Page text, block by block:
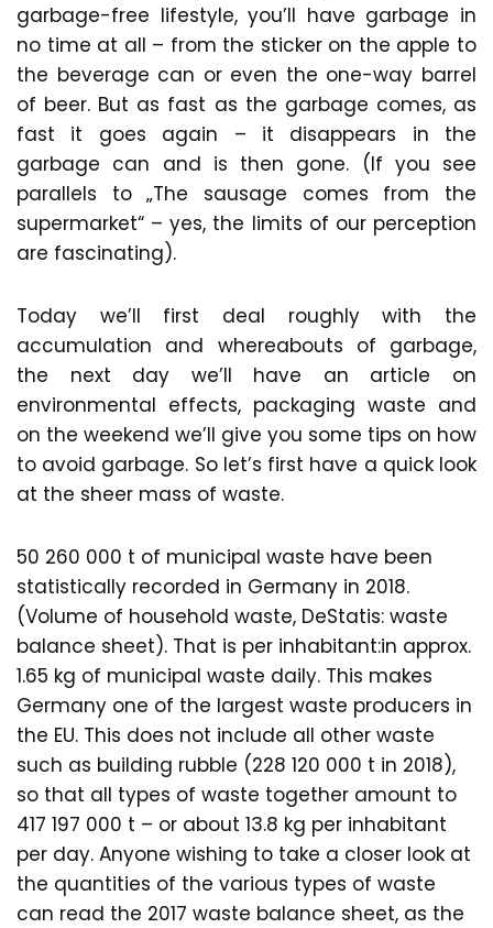
garbage-free lifestyle, you’ll have garbage in
no time at all – from the sticker on the apple to
the beverage can or even the one-way barrel
of beer. But as fast as the garbage comes, as
fast it goes again – it disappears in the
garbage can and is then gone. (If you see
parallels to „The sausage comes from the
supermarket“ – yes, the limits of our perception
are fascinating).
Today we’ll first deal roughly with the
accumulation and whereabouts of garbage,
the next day we’ll have an article on
environmental effects, packaging waste and
on the weekend we’ll give you some tips on how
to avoid garbage. So let’s first have a quick look
at the sheer mass of waste.
50 260 000 t of municipal waste have been
statistically recorded in Germany in 2018.
(Volume of household waste, DeStatis: waste
balance sheet). That is per inhabitant:in approx.
1.65 kg of municipal waste daily. This makes
Germany one of the largest waste producers in
the EU. This does not include all other waste
such as building rubble (228 120 000 t in 2018),
so that all types of waste together amount to
417 197 000 t – or about 13.8 kg per inhabitant
per day. Anyone wishing to take a closer look at
the quantities of the various types of waste
can read the 2017 waste balance sheet, as the